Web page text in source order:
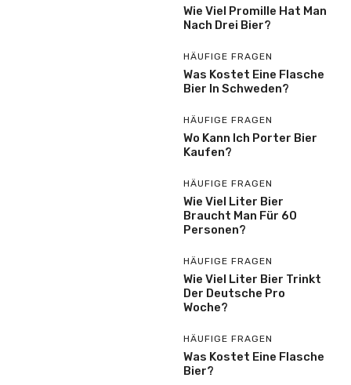
Wie Viel Promille Hat Man
Nach Drei Bier?
HÄUFIGE FRAGEN
Was Kostet Eine Flasche
Bier In Schweden?
HÄUFIGE FRAGEN
Wo Kann Ich Porter Bier
Kaufen?
HÄUFIGE FRAGEN
Wie Viel Liter Bier
Braucht Man Für 60
Personen?
HÄUFIGE FRAGEN
Wie Viel Liter Bier Trinkt
Der Deutsche Pro
Woche?
HÄUFIGE FRAGEN
Was Kostet Eine Flasche
Bier?